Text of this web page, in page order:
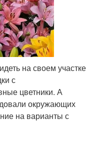
на своем участке
с
цветники. А
окружающих
на варианты с